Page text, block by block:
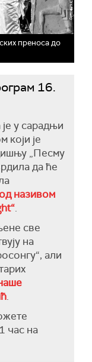
преноса до
16.
у сарадњи
који је
„Песму
да ће
називом
.
све
на
али
.
час на